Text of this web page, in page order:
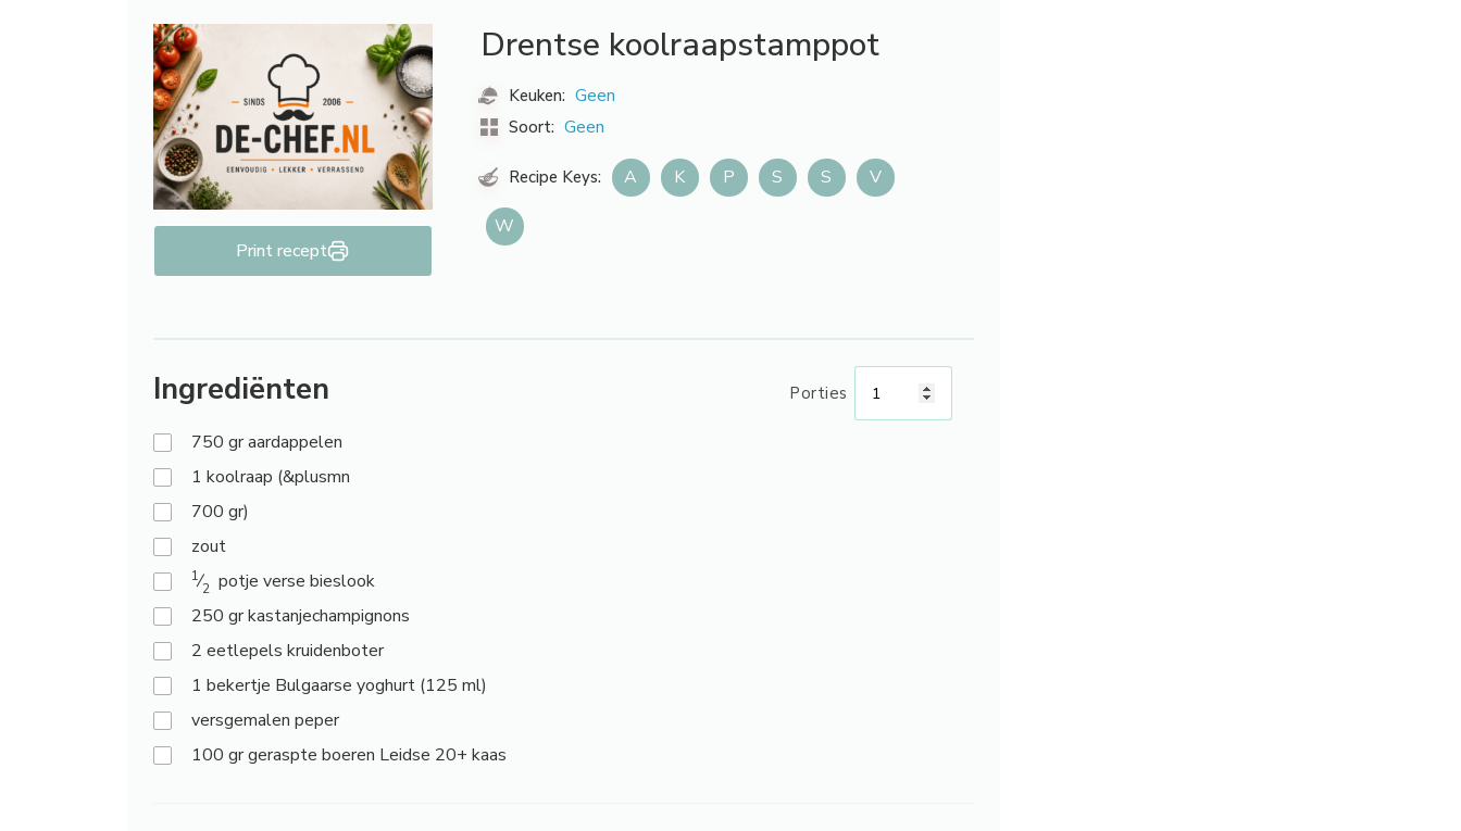
Print recept
Drentse koolraapstamppot
Keuken: Geen
Soort: Geen
Recipe Keys: A K P S S V
W
Ingrediënten Porties
750 gr aardappelen
1 koolraap (&plusmn
700 gr)
zout
1⁄2 potje verse bieslook
250 gr kastanjechampignons
2 eetlepels kruidenboter
1 bekertje Bulgaarse yoghurt (125 ml)
versgemalen peper
100 gr geraspte boeren Leidse 20+ kaas